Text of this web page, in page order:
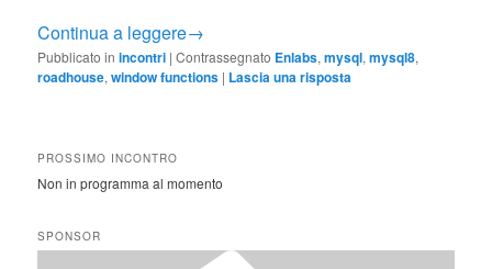
Continua a leggere→
Pubblicato in incontri |Contrassegnato Enlabs,mysql,mysql8,
roadhouse,window functions | Lascia una risposta
PROSSIMO INCONTRO
Non in programma al momento
SPONSOR